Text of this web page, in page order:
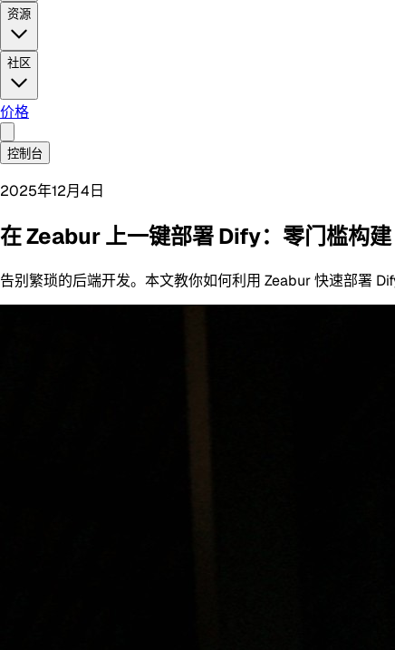
资源
社区
价格
控制台
2025年12月4日
在 Zeabur 上一键部署 Dify：零门槛构建
告别繁琐的后端开发。本文教你如何利用 Zeabur 快速部署